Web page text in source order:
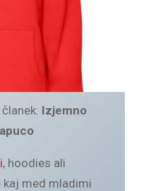
Izjemno
, hoodies ali
kaj med mladimi